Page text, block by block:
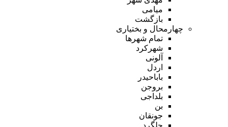
میامی
بازگشت
چهارمحال و بختیاری
تمام شهر‌ها
شهرکرد
آلونی
اردل
باباحیدر
بروجن
بلداجی
بن
جونقان
چلگرد